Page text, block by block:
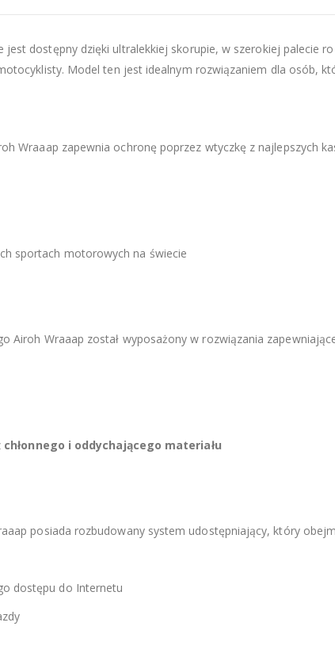
jest dostępny dzięki ultralekkiej skorupie, w szerokiej palecie
Model ten jest idealnym rozwiązaniem dla osób,
Wraaap zapewnia ochronę poprzez wtyczkę z najlepszych
sportach motorowych na świecie
Wraaap został wyposażony w rozwiązania
chłonnego i oddychającego materiału
posiada rozbudowany system udostępniający, który
dostępu do Internetu